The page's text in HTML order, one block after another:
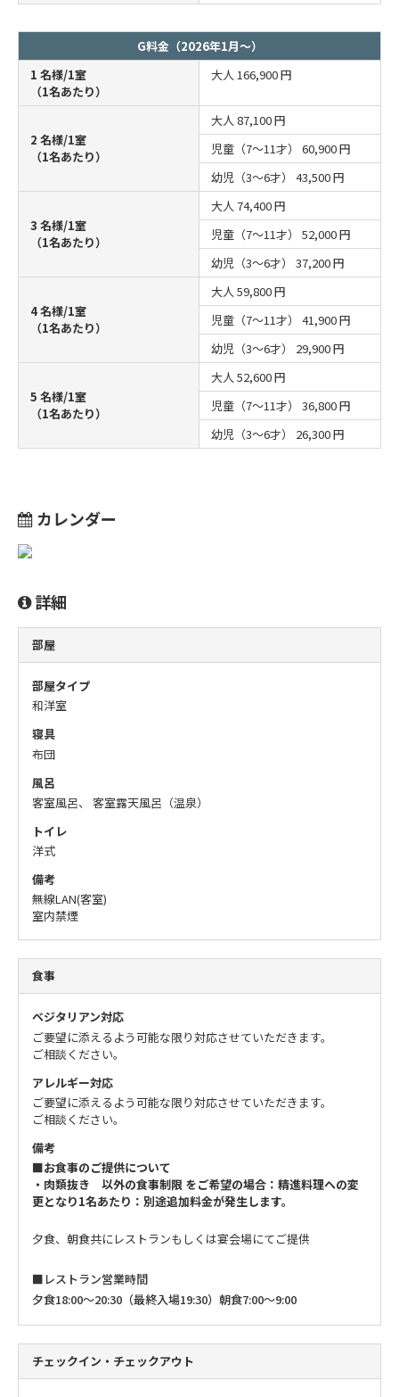
G料金（2026年1月～）
1 名様/1室
（1名あたり）
大人 166,900 円
2 名様/1室
（1名あたり）
大人 87,100 円
児童（7～11才） 60,900 円
幼児（3～6才） 43,500 円
3 名様/1室
（1名あたり）
大人 74,400 円
児童（7～11才） 52,000 円
幼児（3～6才） 37,200 円
4 名様/1室
（1名あたり）
大人 59,800 円
児童（7～11才） 41,900 円
幼児（3～6才） 29,900 円
5 名様/1室
（1名あたり）
大人 52,600 円
児童（7～11才） 36,800 円
幼児（3～6才） 26,300 円
カレンダー
詳細
部屋
部屋タイプ
和洋室
寝具
布団
風呂
客室風呂、 客室露天風呂（温泉）
トイレ
洋式
備考
無線LAN(客室)
室内禁煙
食事
ベジタリアン対応
ご要望に添えるよう可能な限り対応させていただきます。
ご相談ください。
アレルギー対応
ご要望に添えるよう可能な限り対応させていただきます。
ご相談ください。
備考
■お食事のご提供について
・肉類抜き 以外の食事制限 をご希望の場合：精進料理への変
更となり1名あたり：別途追加料金が発生します。
夕食、朝食共にレストランもしくは宴会場にてご提供
■レストラン営業時間
夕食18:00～20:30（最終入場19:30） 朝食7:00～9:00
チェックイン・チェックアウト